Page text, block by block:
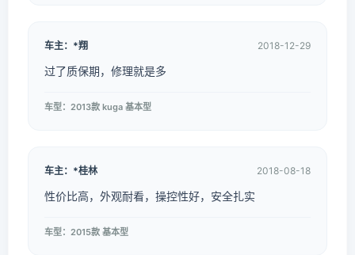
车主：*翔 2018-12-29
过了质保期，修理就是多
车型：2013款 kuga 基本型
车主：*桂林 2018-08-18
性价比高，外观耐看，操控性好，安全扎实
车型：2015款 基本型